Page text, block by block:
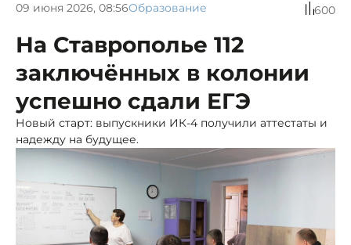
09 июня 2026, 08:56Образование 600
На Ставрополье 112
заключённых в колонии
успешно сдали ЕГЭ
Новый старт: выпускники ИК-4 получили аттестаты и
надежду на будущее.